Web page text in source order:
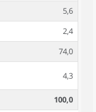
5,6
2,4
74,0
4,3
100,0